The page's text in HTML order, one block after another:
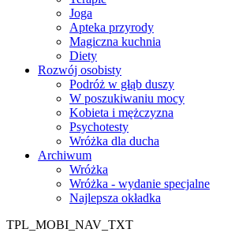
Joga
Apteka przyrody
Magiczna kuchnia
Diety
Rozwój osobisty
Podróż w głąb duszy
W poszukiwaniu mocy
Kobieta i mężczyzna
Psychotesty
Wróżka dla ducha
Archiwum
Wróżka
Wróżka - wydanie specjalne
Najlepsza okładka
TPL_MOBI_NAV_TXT